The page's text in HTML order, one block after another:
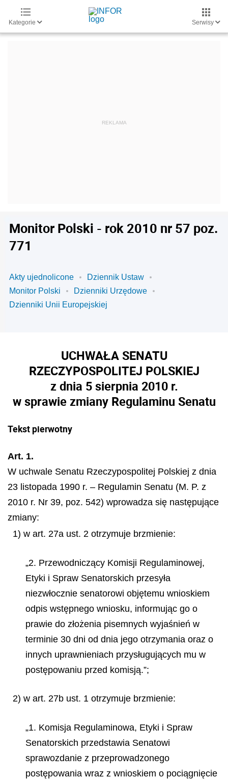
Kategorie Serwisy
Monitor Polski - rok 2010 nr 57 poz.
771
Akty ujednolicone
Dziennik Ustaw
Monitor Polski
Dzienniki Urzędowe
Dzienniki Unii Europejskiej
UCHWAŁA SENATU
RZECZYPOSPOLITEJ POLSKIEJ
z dnia 5 sierpnia 2010 r.
w sprawie zmiany Regulaminu Senatu
Tekst pierwotny
Art. 1.
W uchwale Senatu Rzeczypospolitej Polskiej z dnia
23 listopada 1990 r. – Regulamin Senatu (M. P. z
2010 r. Nr 39, poz. 542) wprowadza się następujące
zmiany:
1) w art. 27a ust. 2 otrzymuje brzmienie:
„2. Przewodniczący Komisji Regulaminowej,
Etyki i Spraw Senatorskich przesyła
niezwłocznie senatorowi objętemu wnioskiem
odpis wstępnego wniosku, informując go o
prawie do złożenia pisemnych wyjaśnień w
terminie 30 dni od dnia jego otrzymania oraz o
innych uprawnieniach przysługujących mu w
postępowaniu przed komisją.”;
2) w art. 27b ust. 1 otrzymuje brzmienie:
„1. Komisja Regulaminowa, Etyki i Spraw
Senatorskich przedstawia Senatowi
sprawozdanie z przeprowadzonego
postępowania wraz z wnioskiem o pociągnięcie